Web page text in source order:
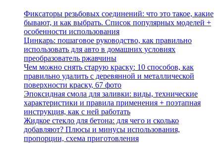
Фиксаторы резьбовых соединений: что это такое, какие
бывают, и как выбрать. Список популярных моделей +
особенности использования
Цинкарь: пошаговое руководство, как правильно
использовать для авто в домашних условиях
преобразователь ржавчины
Чем можно снять старую краску: 10 способов, как
правильно удалить с деревянной и металлической
поверхности краску, 67 фото
Эпоксидная смола для заливки: виды, технические
характеристики и правила применения + поэтапная
инструкция, как с ней работать
Жидкое стекло для бетона: для чего и сколько
добавляют? Плюсы и минусы использования,
пропорции, схема приготовления